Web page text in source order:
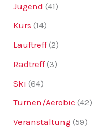
Jugend (41)
Kurs (14)
Lauftreff(2)
Radtreff(3)
Ski (64)
Turnen/Aerobic (42)
Veranstaltung (59)